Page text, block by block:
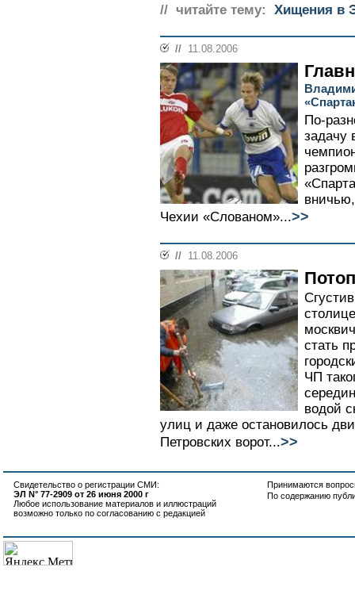
// читайте тему: Хищения в
// 11.08.2006
По-
задачу
Чехии «Слованом»...>>
// 11.08.2006
стать
ЧП
водой
улиц и даже остановилось
Петровских ворот...>>
Свидетельство о регистрации СМИ:
ЭЛ N° 77-2909 от 26 июня 2000 г
Любое использование материалов и иллюстраций
возможно только по согласованию с редакцией
Принимаются
По содержанию